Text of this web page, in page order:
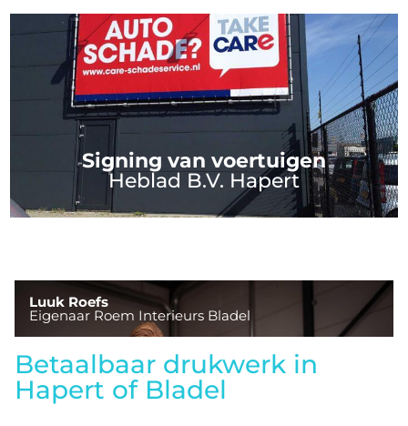
Signing van voertuigen
Heblad B.V. Hapert
Luuk Roefs
Eigenaar Roem Interieurs Bladel
Betaalbaar drukwerk in
Hapert of Bladel